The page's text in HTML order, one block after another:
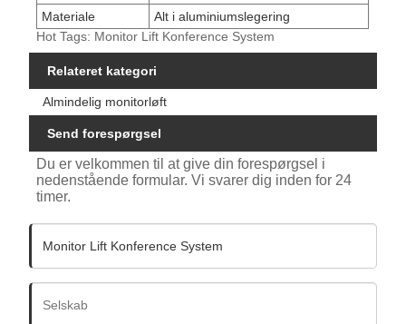
Materiale
Alt i aluminiumslegering
Hot Tags: Monitor Lift Konference System
Relateret kategori
Almindelig monitorløft
Send forespørgsel
Du er velkommen til at give din forespørgsel i
nedenstående formular. Vi svarer dig inden for 24
timer.